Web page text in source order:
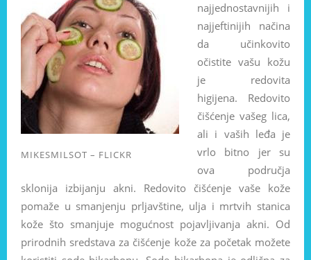
MIKESMILSOT – FLICKR
najjednostavnijih i
najjeftinijih načina
da učinkovito
očistite vašu kožu
je redovita
higijena. Redovito
čišćenje vašeg lica,
ali i vaših leđa je
vrlo bitno jer su
ova područja
sklonija izbijanju akni. Redovito čišćenje vaše kože
pomaže u smanjenju prljavštine, ulja i mrtvih stanica
kože što smanjuje mogućnost pojavljivanja akni. Od
prirodnih sredstava za čišćenje kože za početak možete